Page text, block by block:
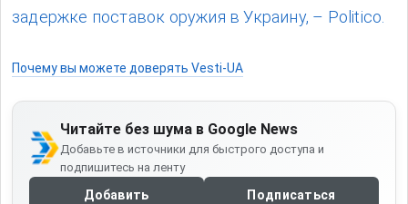
задержке поставок оружия в Украину, – Politico.
Почему вы можете доверять Vesti-UA
Читайте без шума в Google News
Добавьте в источники для быстрого доступа и
подпишитесь на ленту
Добавить Подписаться